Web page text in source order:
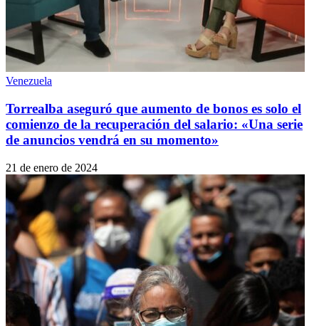
Venezuela
Torrealba aseguró que aumento de bonos es solo el
comienzo de la recuperación del salario: «Una serie
de anuncios vendrá en su momento»
21 de enero de 2024